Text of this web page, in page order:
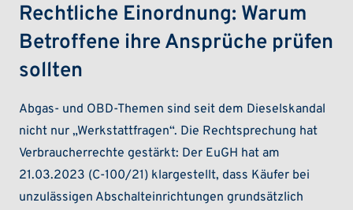
Rechtliche Einordnung: Warum
Betroffene ihre Ansprüche prüfen
sollten
Abgas- und OBD-Themen sind seit dem Dieselskandal
nicht nur „Werkstattfragen“. Die Rechtsprechung hat
Verbraucherrechte gestärkt: Der EuGH hat am
21.03.2023 (C-100/21) klargestellt, dass Käufer bei
unzulässigen Abschalteinrichtungen grundsätzlich